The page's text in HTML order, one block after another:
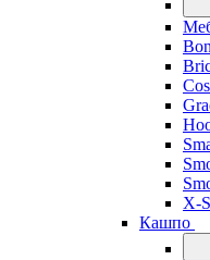
X-
Кашпо